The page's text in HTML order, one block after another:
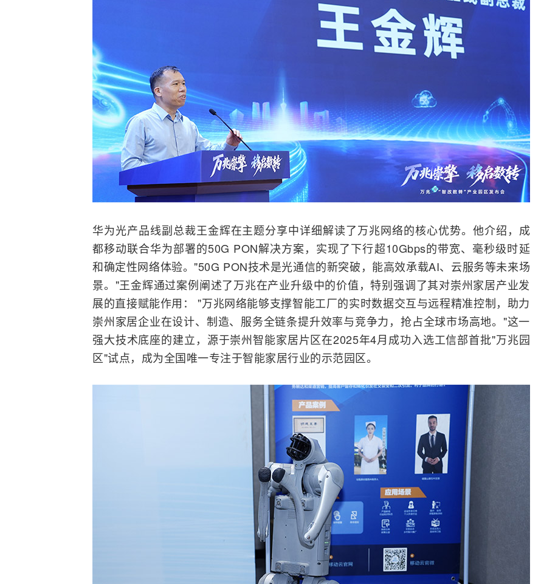
华为光产品线副总裁王金辉在主题分享中详细解读了万兆网络的核心优势。他介绍，成
都移动联合华为部署的50G PON解决方案，实现了下行超10Gbps的带宽、毫秒级时延
和确定性网络体验。"50G PON技术是光通信的新突破，能高效承载AI、云服务等未来场
景。"王金辉通过案例阐述了万兆在产业升级中的价值，特别强调了其对崇州家居产业发
展的直接赋能作用： "万兆网络能够支撑智能工厂的实时数据交互与远程精准控制，助力
崇州家居企业在设计、制造、服务全链条提升效率与竞争力，抢占全球市场高地。"这一
强大技术底座的建立，源于崇州智能家居片区在2025年4月成功入选工信部首批"万兆园
区"试点，成为全国唯一专注于智能家居行业的示范园区。